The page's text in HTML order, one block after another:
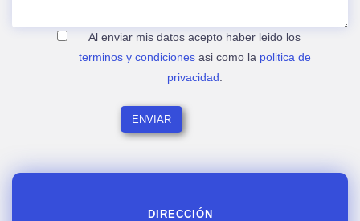
DIRECCIÓN
Al enviar mis datos acepto haber leido los
terminos y condicionesasi como la politica de
privacidad